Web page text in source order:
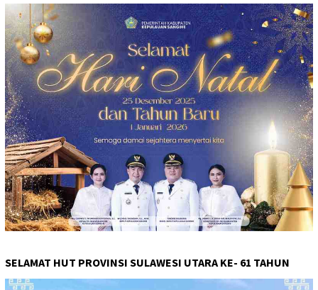
SELAMAT HUT PROVINSI SULAWESI UTARA KE- 61 TAHUN